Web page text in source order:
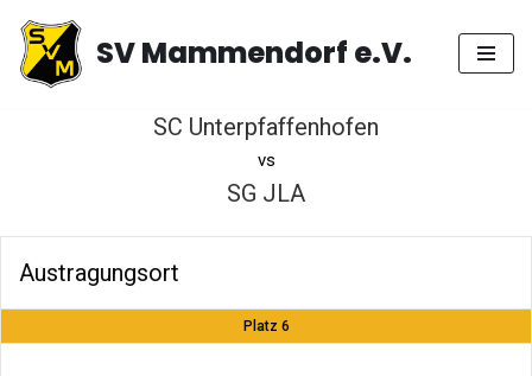
Zum
Inhalt
SV Mammendorf e.V.
SC Unterpfaffenhofen
vs
SG JLA
Austragungsort
Platz 6